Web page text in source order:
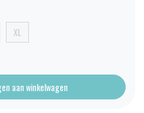
XL
aan winkelwagen